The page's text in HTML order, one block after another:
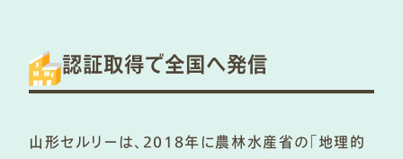
認証取得で全国へ発信
山形セルリーは、2018年に農林水産省の「地理的